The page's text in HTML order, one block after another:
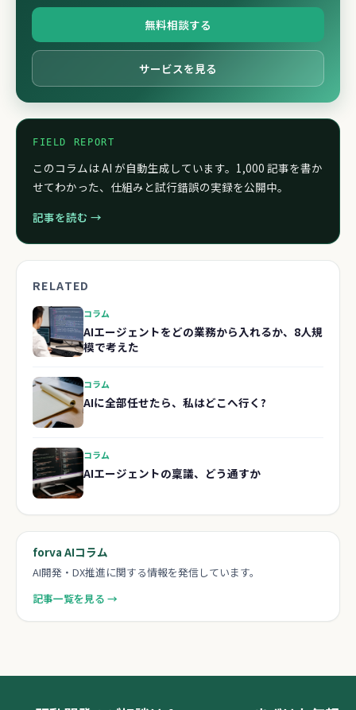
無料相談する
サービスを見る
FIELD REPORT
このコラムは AI が自動生成しています。1,000 記事を書か
せてわかった、仕組みと試行錯誤の実録を公開中。
記事を読む →
RELATED
コラム
AIエージェントをどの業務から入れるか、8人規
模で考えた
コラム
AIに全部任せたら、私はどこへ行く?
コラム
AIエージェントの稟議、どう通すか
forva AIコラム
AI開発・DX推進に関する情報を発信しています。
記事一覧を見る →